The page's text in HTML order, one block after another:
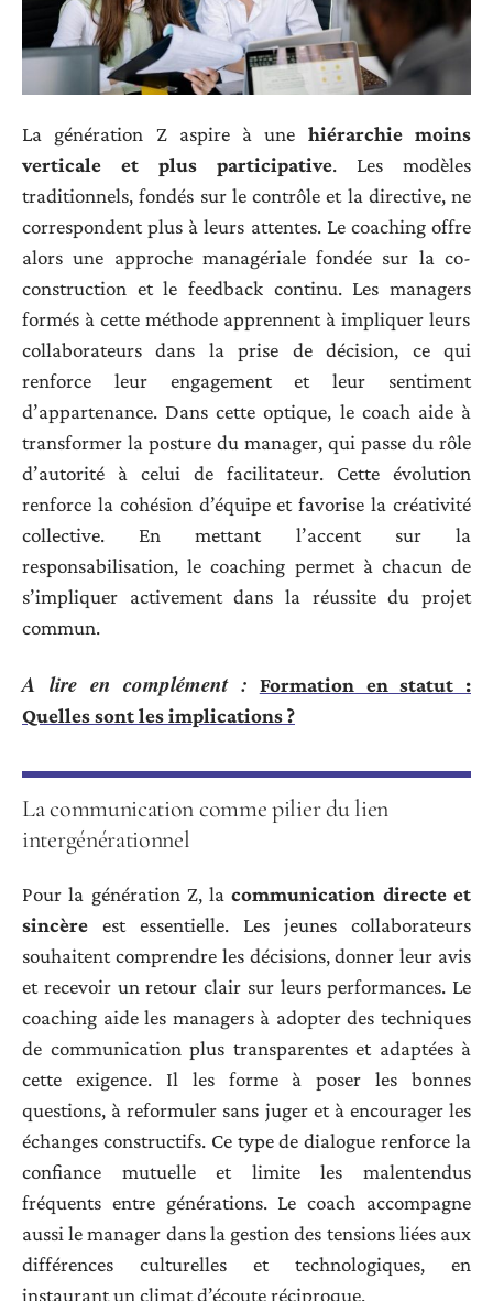
La génération Z aspire à une hiérarchie moins
verticale et plus participative. Les modèles
traditionnels, fondés sur le contrôle et la directive, ne
correspondent plus à leurs attentes. Le coaching offre
alors une approche managériale fondée sur la co-
construction et le feedback continu. Les managers
formés à cette méthode apprennent à impliquer leurs
collaborateurs dans la prise de décision, ce qui
renforce leur engagement et leur sentiment
d’appartenance. Dans cette optique, le coach aide à
transformer la posture du manager, qui passe du rôle
d’autorité à celui de facilitateur. Cette évolution
renforce la cohésion d’équipe et favorise la créativité
collective. En mettant l’accent sur la
responsabilisation, le coaching permet à chacun de
s’impliquer activement dans la réussite du projet
commun.
A lire en complément : Formation en statut :
Quelles sont les implications ?
La communication comme pilier du lien
intergénérationnel
Pour la génération Z, lacommunication directe et
sincère est essentielle. Les jeunes collaborateurs
souhaitent comprendre les décisions, donner leur avis
et recevoir un retour clair sur leurs performances. Le
coaching aide les managers à adopter des techniques
de communication plus transparentes et adaptées à
cette exigence. Il les forme à poser les bonnes
questions, à reformuler sans juger et à encourager les
échanges constructifs. Ce type de dialogue renforce la
confiance mutuelle et limite les malentendus
fréquents entre générations. Le coach accompagne
aussi le manager dans la gestion des tensions liées aux
différences culturelles et technologiques, en
instaurant un climat d’écoute réciproque.